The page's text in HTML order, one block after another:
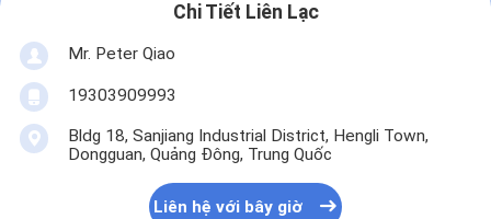
Chi Tiết Liên Lạc
Mr. Peter Qiao
19303909993
Bldg 18, Sanjiang Industrial District, Hengli Town,
Dongguan, Quảng Đông, Trung Quốc
Liên hệ với bây giờ